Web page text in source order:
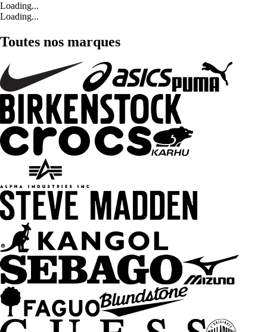
Loading...
Loading...
Toutes nos marques